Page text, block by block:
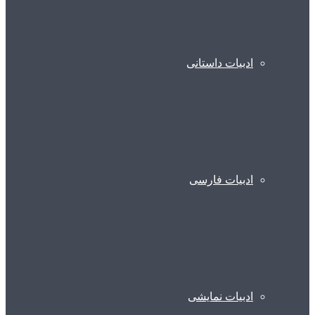
ادبیات داستانی
ادبیات فارسی
ادبیات نمایشی